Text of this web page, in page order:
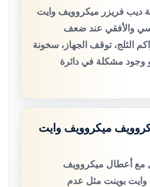
ديب فريزر ميكروويف وايت
والأفقي عند ضعف
الثلج، توقف الجهاز، سخونة
وجود مشكلة في دائرة
ميكروويف وايت
مع أعطال ميكروويف
بوينت مثل عدم